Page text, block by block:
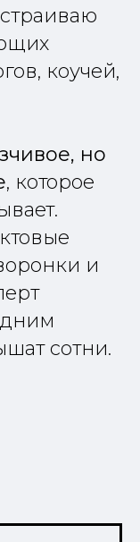
коучей,
но
, которое
и
сотни.